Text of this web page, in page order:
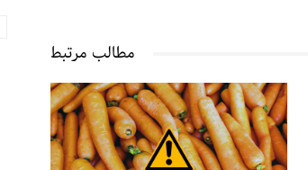
مطالب مرتبط